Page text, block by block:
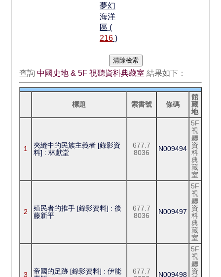
夢幻
海洋
區 (
216)
查詢 中國史地 & 5F 視聽資料典藏室 結果如下：
標題 索書號 條碼
館
藏
地
1
夾縫中的民族主義者 [錄影資
料] : 林獻堂
677.7
8036
N009494
5F
視
聽
資
料
典
藏
室
2
殖民者的推手 [錄影資料] : 後
藤新平
677.7
8036
N009497
5F
視
聽
資
料
典
藏
室
3
帝國的足跡 [錄影資料] : 伊能
677.7
N009498
5F
視
聽
資